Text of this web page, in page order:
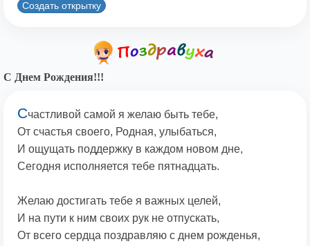
Создать открытку
С Днем Рождения!!!
Счастливой самой я желаю быть тебе,
От счастья своего, Родная, улыбаться,
И ощущать поддержку в каждом новом дне,
Сегодня исполняется тебе пятнадцать.
Желаю достигать тебе я важных целей,
И на пути к ним своих рук не отпускать,
От всего сердца поздравляю с днем рожденья,